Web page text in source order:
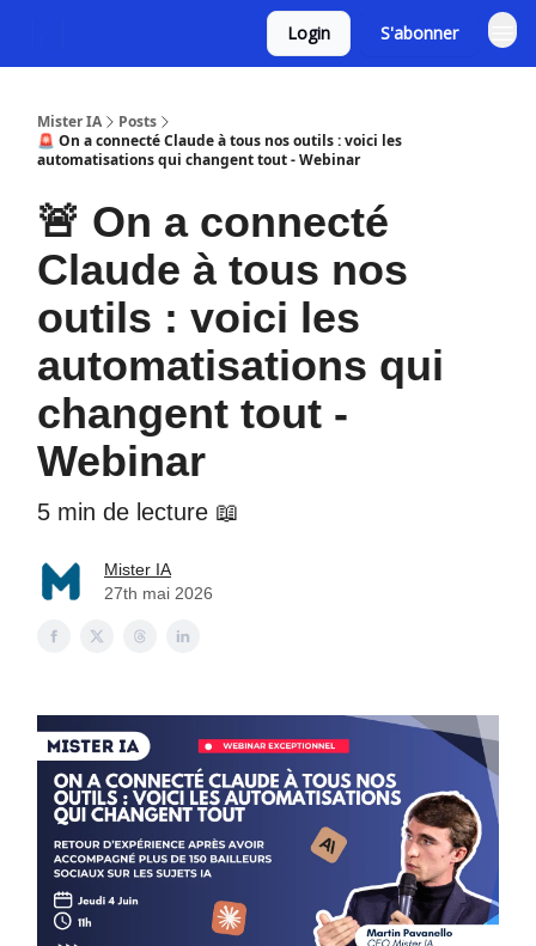
Login S'abonner
Mister IA
Posts
🚨 On a connecté Claude à tous nos outils : voici les
automatisations qui changent tout - Webinar
🚨 On a connecté
Claude à tous nos
outils : voici les
automatisations qui
changent tout -
Webinar
5 min de lecture 📖
Mister IA
27th mai 2026